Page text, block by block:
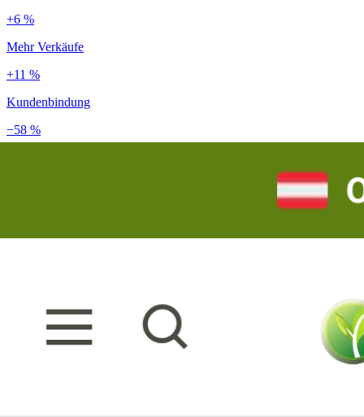
+6 %
Mehr Verkäufe
+11 %
Kundenbindung
−58 %